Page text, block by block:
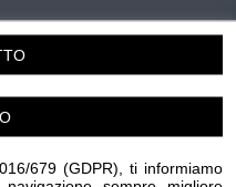
679 (GDPR), ti informiamo